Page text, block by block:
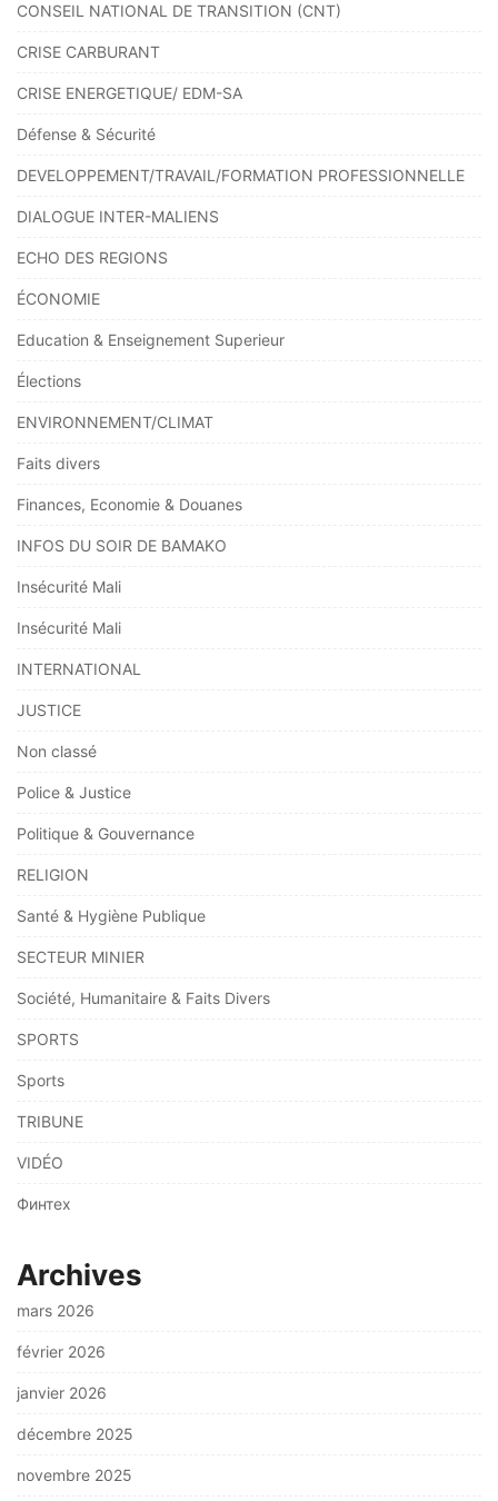
CONSEIL NATIONAL DE TRANSITION (CNT)
CRISE CARBURANT
CRISE ENERGETIQUE/ EDM-SA
Défense & Sécurité
DEVELOPPEMENT/TRAVAIL/FORMATION PROFESSIONNELLE
DIALOGUE INTER-MALIENS
ECHO DES REGIONS
ÉCONOMIE
Education & Enseignement Superieur
Élections
ENVIRONNEMENT/CLIMAT
Faits divers
Finances, Economie & Douanes
INFOS DU SOIR DE BAMAKO
Insécurité Mali
Insécurité Mali
INTERNATIONAL
JUSTICE
Non classé
Police & Justice
Politique & Gouvernance
RELIGION
Santé & Hygiène Publique
SECTEUR MINIER
Société, Humanitaire & Faits Divers
SPORTS
Sports
TRIBUNE
VIDÉO
Финтех
Archives
mars 2026
février 2026
janvier 2026
décembre 2025
novembre 2025